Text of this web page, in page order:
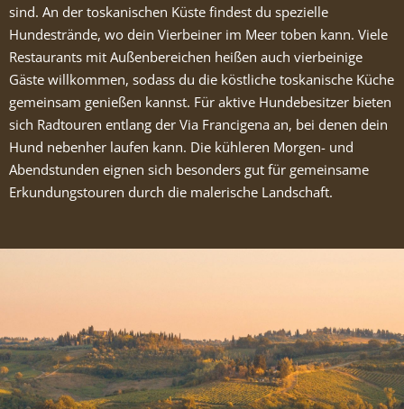
sind. An der toskanischen Küste findest du spezielle
Hundestrände, wo dein Vierbeiner im Meer toben kann. Viele
Restaurants mit Außenbereichen heißen auch vierbeinige
Gäste willkommen, sodass du die köstliche toskanische Küche
gemeinsam genießen kannst. Für aktive Hundebesitzer bieten
sich Radtouren entlang der Via Francigena an, bei denen dein
Hund nebenher laufen kann. Die kühleren Morgen- und
Abendstunden eignen sich besonders gut für gemeinsame
Erkundungstouren durch die malerische Landschaft.